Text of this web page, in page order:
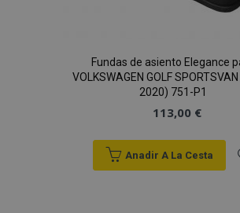
Fundas de asiento Elegance
VOLKSWAGEN GOLF
2020) 751-P1
113,00 €
Anadir A La Cesta